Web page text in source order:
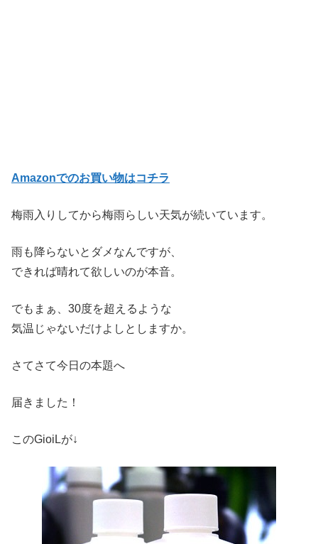
Amazonでのお買い物はコチラ
梅雨入りしてから梅雨らしい天気が続いています。
雨も降らないとダメなんですが、
できれば晴れて欲しいのが本音。
でもまぁ、30度を超えるような
気温じゃないだけよしとしますか。
さてさて今日の本題へ
届きました！
このGioiLが↓